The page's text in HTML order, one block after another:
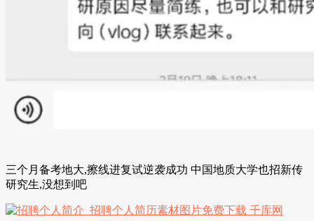
三个月备考地大,擦线进复试逆袭成功 中国地质大学也招新传
研究生,没想到吧